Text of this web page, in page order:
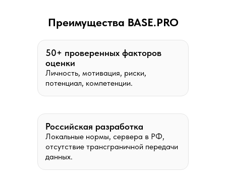
Российская разработка
Локальные нормы, сервера в РФ,
отсутствие трансграничной передачи
данных.
50+ проверенных факторов
оценки
Личность, мотивация, риски,
потенциал, компетенции.
Преимущества BASE.PRO